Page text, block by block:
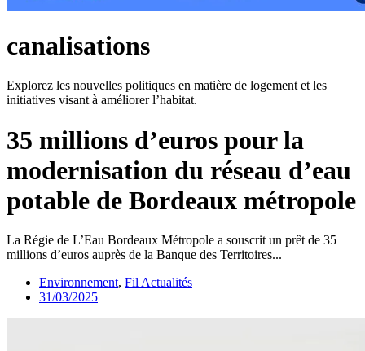
canalisations
Explorez les nouvelles politiques en matière de logement et les
initiatives visant à améliorer l’habitat.
35 millions d’euros pour la
modernisation du réseau d’eau
potable de Bordeaux métropole
La Régie de L’Eau Bordeaux Métropole a souscrit un prêt de 35
millions d’euros auprès de la Banque des Territoires...
Environnement, Fil Actualités
31/03/2025